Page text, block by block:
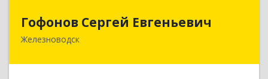
Гофонов Сергей Евгеньевич
Железноводск
Гофонов Сергей Евгеньевич